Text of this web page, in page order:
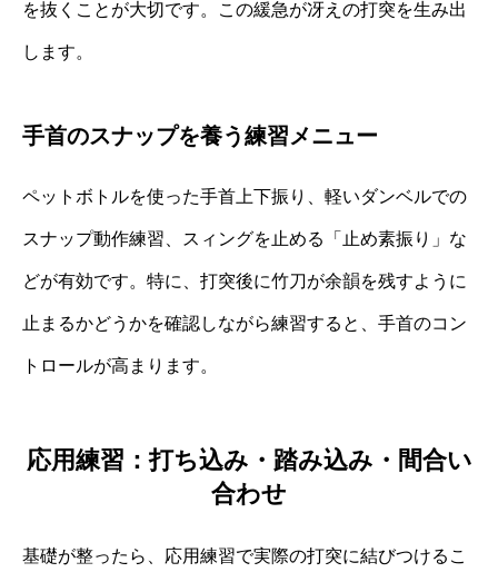
を抜くことが大切です。この緩急が冴えの打突を生み出
します。
手首のスナップを養う練習メニュー
ペットボトルを使った手首上下振り、軽いダンベルでの
スナップ動作練習、スィングを止める「止め素振り」な
どが有効です。特に、打突後に竹刀が余韻を残すように
止まるかどうかを確認しながら練習すると、手首のコン
トロールが高まります。
応用練習：打ち込み・踏み込み・間合い
合わせ
基礎が整ったら、応用練習で実際の打突に結びつけるこ